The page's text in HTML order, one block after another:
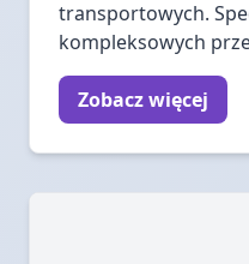
transportowych.
kompleksowych
Zobacz więcej